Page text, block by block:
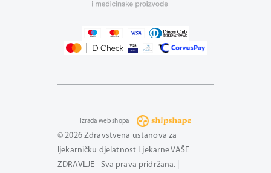
© 2026 Zdravstvena ustanova za
ljekarničku djelatnost Ljekarne VAŠE
ZDRAVLJE - Sva prava pridržana. |
Izrada web shopa